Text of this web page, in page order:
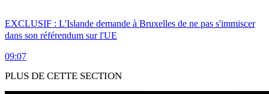
EXCLUSIF : L'Islande demande à Bruxelles de ne pas s'immiscer
dans son référendum sur l'UE
09:07
PLUS DE CETTE SECTION